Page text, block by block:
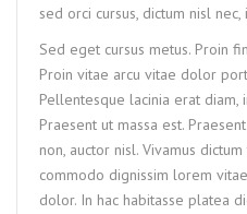
sed orci cursus, dictum nisl nec,
Sed eget cursus metus. Proin
Proin vitae arcu vitae dolor
Pellentesque lacinia erat diam,
Praesent ut massa est.
non, auctor nisl. Vivamus
commodo dignissim lorem
dolor. In hac habitasse platea